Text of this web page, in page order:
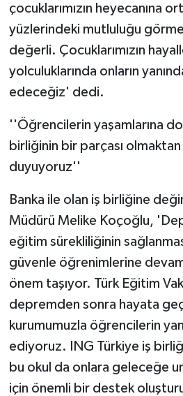
çocuklarımızın heyecanına
yüzlerindeki mutluluğu
değerli. Çocuklarımızın
yolculuklarında onların
edeceğiz' dedi.
''Öğrencilerin yaşamlarına
birliğinin bir parçası
duyuyoruz''
Banka ile olan iş birliğine
Müdürü Melike Koçoğlu,
eğitim sürekliliğinin
güvenle öğrenimlerine
önem taşıyor. Türk Eğitim
depremden sonra hayata
kurumumuzla öğrencilerin
ediyoruz. ING Türkiye iş
bu okul da onlara geleceğe
için önemli bir destek